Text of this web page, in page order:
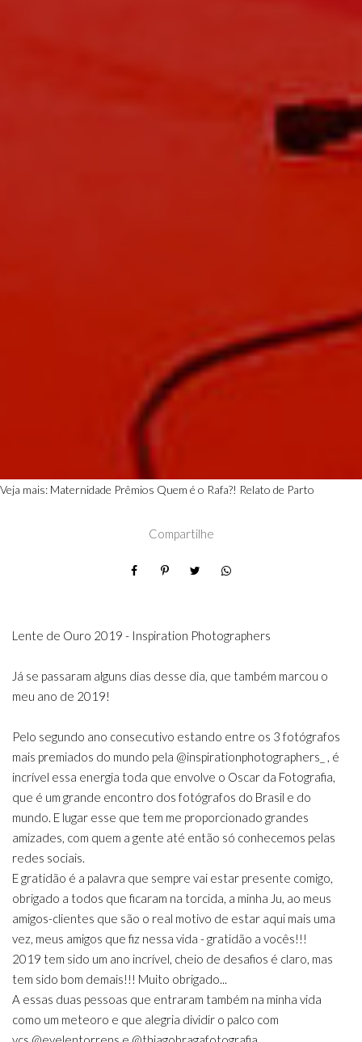
Veja mais: Maternidade Prêmios Quem é o Rafa?! Relato de Parto
Compartilhe
Lente de Ouro 2019 - Inspiration Photographers
Já se passaram alguns dias desse dia, que também marcou o
meu ano de 2019!
Pelo segundo ano consecutivo estando entre os 3 fotógrafos
mais premiados do mundo pela @inspirationphotographers_
, é
incrível essa energia toda que envolve o Oscar da Fotografia,
que é um grande encontro dos fotógrafos do Brasil e do
mundo. E lugar esse que tem me proporcionado grandes
amizades, com quem a gente até então só conhecemos pelas
redes sociais.
E gratidão é a palavra que sempre vai estar presente comigo,
obrigado a todos que ficaram na torcida, a minha Ju, ao meus
amigos-clientes que são o real motivo de estar aqui mais uma
vez, meus amigos que fiz nessa vida - gratidão a vocês!!!
2019 tem sido um ano incrível, cheio de desafios é claro, mas
tem sido bom demais!!! Muito obrigado...
A essas duas pessoas que entraram também na minha vida
como um meteoro e que alegria dividir o palco com